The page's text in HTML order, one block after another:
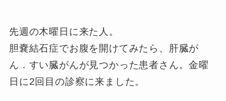
先週の木曜日に来た人。
胆嚢結石症でお腹を開けてみたら、肝臓が
ん．すい臓がんが見つかった患者さん。金曜
日に2回目の診察に来ました。